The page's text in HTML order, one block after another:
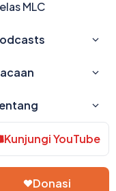
MLC
Kunjungi YouTube
Donasi